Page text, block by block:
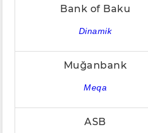
Bank of Baku
Dinamik
Muğanbank
Meqa
ASB